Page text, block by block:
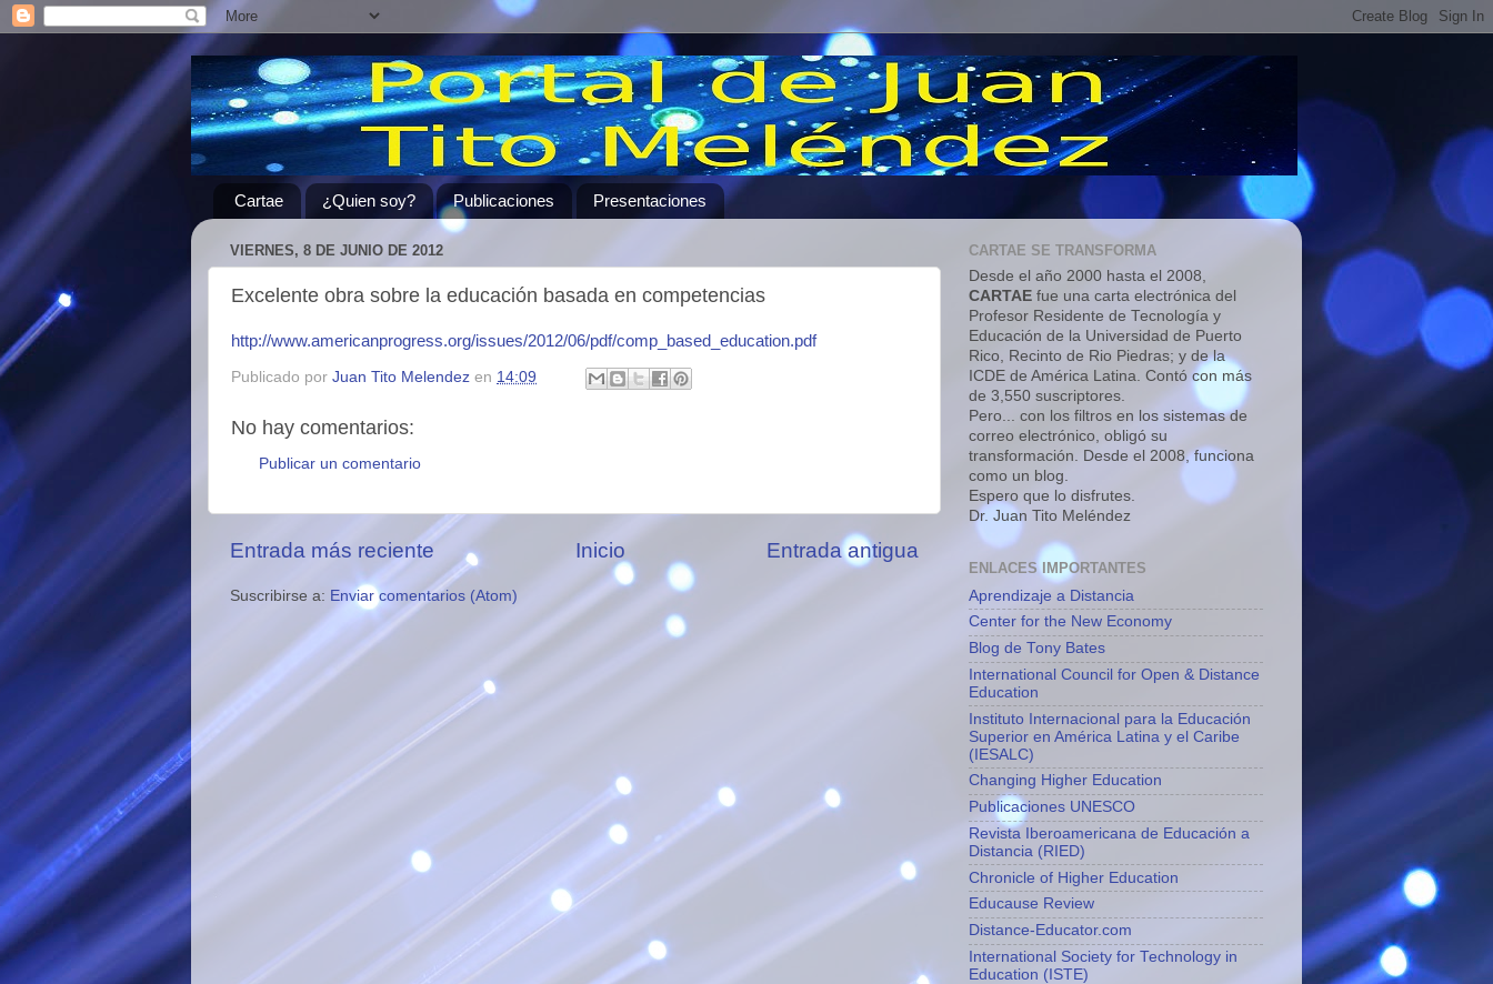
Cartae ¿Quien soy? Publicaciones Presentaciones
VIERNES, 8 DE JUNIO DE 2012
Excelente obra sobre la educación basada en competencias
http://www.americanprogress.org/issues/2012/06/pdf/comp_based_education.pdf
Publicado por Juan Tito Melendez en 14:09
No hay comentarios:
Publicar un comentario
Entrada más reciente Entrada antigua
Inicio
Suscribirse a: Enviar comentarios (Atom)
CARTAE SE TRANSFORMA
Desde el año 2000 hasta el 2008,
CARTAE fue una carta electrónica del
Profesor Residente de Tecnología y
Educación de la Universidad de Puerto
Rico, Recinto de Rio Piedras; y de la
ICDE de América Latina. Contó con más
de 3,550 suscriptores.
Pero... con los filtros en los sistemas de
correo electrónico, obligó su
transformación. Desde el 2008, funciona
como un blog.
Espero que lo disfrutes.
Dr. Juan Tito Meléndez
ENLACES IMPORTANTES
Aprendizaje a Distancia
Center for the New Economy
Blog de Tony Bates
International Council for Open & Distance
Education
Instituto Internacional para la Educación
Superior en América Latina y el Caribe
(IESALC)
Changing Higher Education
Publicaciones UNESCO
Revista Iberoamericana de Educación a
Distancia (RIED)
Chronicle of Higher Education
Educause Review
Distance-Educator.com
International Society for Technology in
Education (ISTE)